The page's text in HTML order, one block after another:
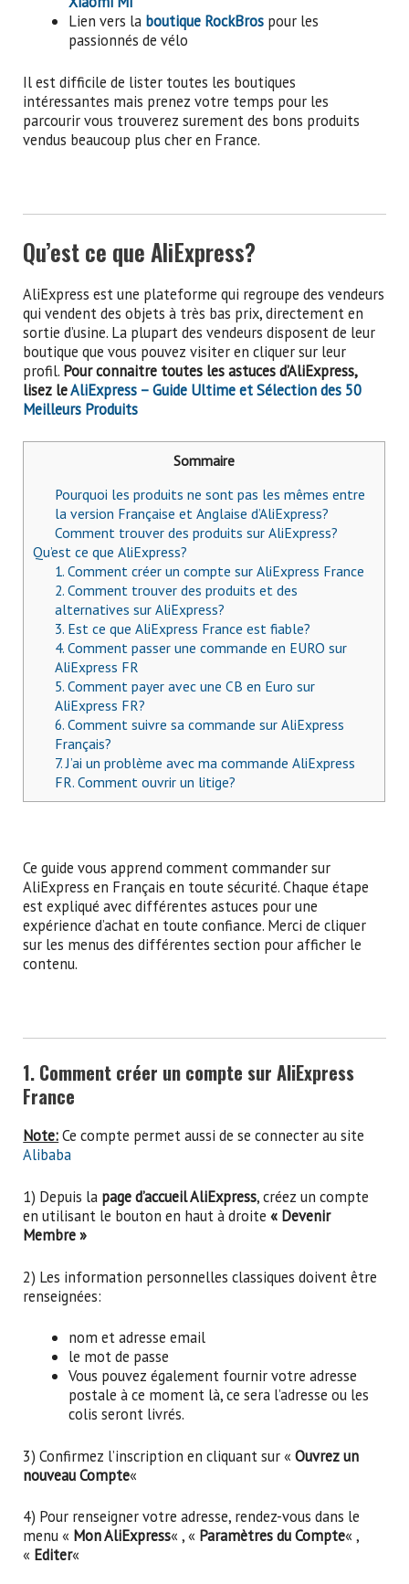
Lien vers la boutique RockBrospour les
passionnés de vélo
Il est difficile de lister toutes les boutiques
intéressantes mais prenez votre temps pour les
parcourir vous trouverez surement des bons produits
vendus beaucoup plus cher en France.
Qu’est ce que AliExpress?
AliExpress est une plateforme qui regroupe des vendeurs
qui vendent des objets à très bas prix, directement en
sortie d’usine. La plupart des vendeurs disposent de leur
boutique que vous pouvez visiter en cliquer sur leur
profil. Pour connaitre toutes les astuces d’AliExpress,
lisez leAliExpress – Guide Ultime et Sélection des 50
Meilleurs Produits
Sommaire
Pourquoi les produits ne sont pas les mêmes entre
la version Française et Anglaise d’AliExpress?
Comment trouver des produits sur AliExpress?
Qu’est ce que AliExpress?
1. Comment créer un compte sur AliExpress France
2. Comment trouver des produits et des
alternatives sur AliExpress?
3. Est ce que AliExpress France est fiable?
4. Comment passer une commande en EURO sur
AliExpress FR
5. Comment payer avec une CB en Euro sur
AliExpress FR?
6. Comment suivre sa commande sur AliExpress
Français?
7. J’ai un problème avec ma commande AliExpress
FR. Comment ouvrir un litige?
Ce guide vous apprend comment commander sur
AliExpress en Français en toute sécurité. Chaque étape
est expliqué avec différentes astuces pour une
expérience d’achat en toute confiance. Merci de cliquer
sur les menus des différentes section pour afficher le
contenu.
1. Comment créer un compte sur AliExpress
France
Note:Ce compte permet aussi de se connecter au site
Alibaba
1) Depuis la page d’accueil AliExpress, créez un compte
en utilisant le bouton en haut à droite« Devenir
Membre »
2) Les information personnelles classiques doivent être
renseignées:
nom et adresse email
le mot de passe
Vous pouvez également fournir votre adresse
postale à ce moment là, ce sera l’adresse ou les
colis seront livrés.
3) Confirmez l’inscription en cliquant sur «Ouvrez un
nouveau Compte«
4) Pour renseigner votre adresse, rendez-vous dans le
menu « Mon AliExpress« , « Paramètres du Compte« ,
« Editer«